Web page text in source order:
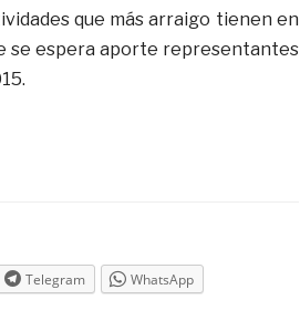
que más arraigo tienen en
se espera aporte representantes
Telegram
WhatsApp